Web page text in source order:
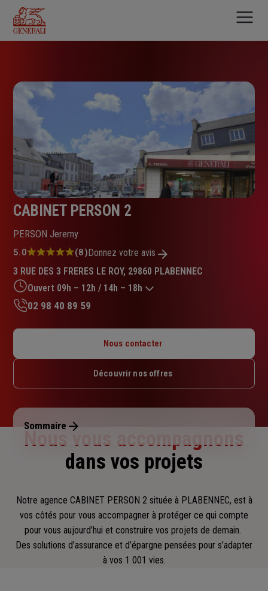
contenu
principal
CABINET PERSON 2
PERSON Jeremy
Note
5.0
sur
5
étoiles
5.0 (8)Donnez votre avis
3 RUE DES 3 FRERES LE ROY, 29860 PLABENNEC
Ouvert 09h – 12h / 14h – 18h
Mardi : 09h – 12h / 14h – 18h
Jeudi : 09h – 12h / 14h – 18h
Dimanche : Fermé
02 98 40 89 59
Nous contacter
Découvrir nos offres
Sommaire
Nous vous accompagnons
dans vos projets
Notre agence CABINET PERSON 2 située à PLABENNEC, est à
vos côtés pour vous accompagner à protéger ce qui compte
pour vous aujourd’hui et construire vos projets de demain.
Des solutions d’assurance et d’épargne pensées pour s’adapter
à vos 1 001 vies.